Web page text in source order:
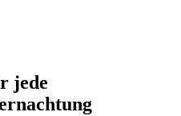
jede